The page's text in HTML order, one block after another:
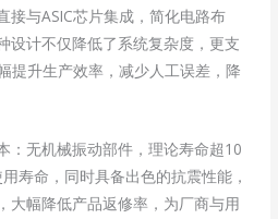
接与ASIC芯片集成，简化电路布
设计不仅降低了系统复杂度，更支
提升生产效率，减少人工误差，降
：无机械振动部件，理论寿命超10
寿命，同时具备出色的抗震性能，
大幅降低产品返修率，为厂商与用